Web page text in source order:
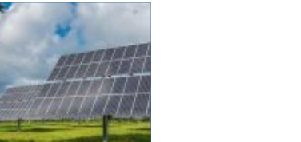
for langt eller for tungt til
bare at kunne læsses på
en almindelig lastbil.
Når...